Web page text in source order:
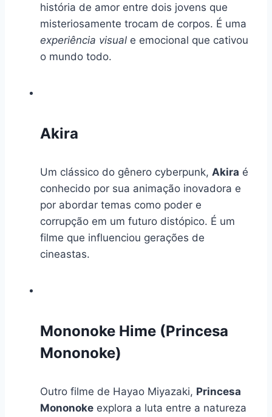
história de amor entre dois jovens que
misteriosamente trocam de corpos. É uma
experiência visual e emocional que cativou
o mundo todo.
Akira
Um clássico do gênero cyberpunk, Akira é
conhecido por sua animação inovadora e
por abordar temas como poder e
corrupção em um futuro distópico. É um
filme que influenciou gerações de
cineastas.
Mononoke Hime (Princesa
Mononoke)
Outro filme de Hayao Miyazaki, Princesa
Mononoke explora a luta entre a natureza